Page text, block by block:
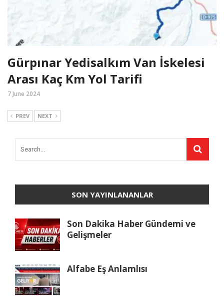
Gürpınar Yedisalkım Van İskelesi
Arası Kaç Km Yol Tarifi
7 June 2024
PREV NEXT
SON YAYINLANANLAR
Son Dakika Haber Gündemi ve
Gelişmeler
Alfabe Eş Anlamlısı